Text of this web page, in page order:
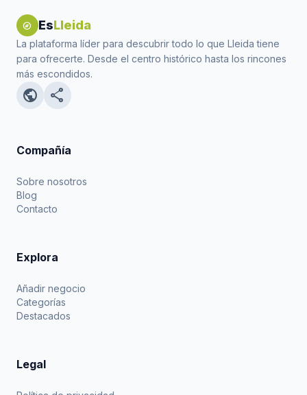
explore EsLleida
La plataforma líder para descubrir todo lo que Lleida tiene
para ofrecerte. Desde el centro histórico hasta los rincones
más escondidos.
public share
Compañía
Sobre nosotros
Blog
Contacto
Explora
Añadir negocio
Categorías
Destacados
Legal